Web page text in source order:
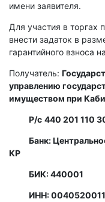
имени заявителя.
Для участия в торгах
внести задаток в
гарантийного взноса
Получатель:
управлению
имуществом при
Р/с 440 201 110
Банк:
КР
БИК: 440001
ИНН: